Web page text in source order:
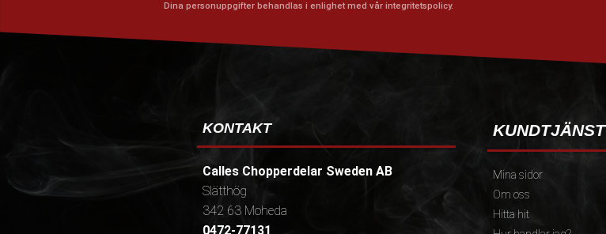
Dina personuppgifter behandlas i enlighet med vår integritetspolicy.
KONTAKT
Calles Chopperdelar Sweden AB
Slätthög
342 63 Moheda
0472-77131
KUNDTJÄNST
Mina sidor
Om oss
Hitta hit